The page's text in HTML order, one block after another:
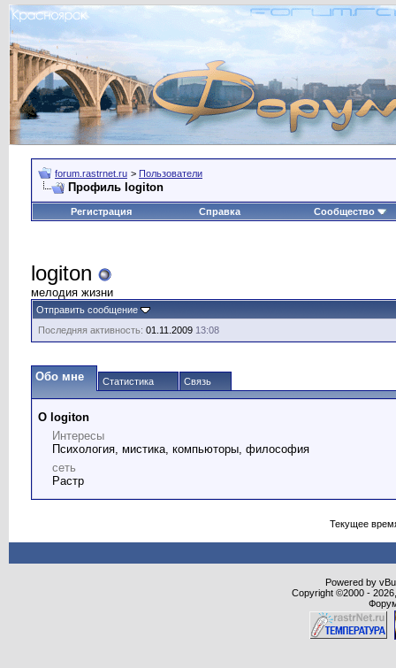
forum.rastrnet.ru > Пользователи
Профиль logiton
Регистрация Справка Сообщество
logiton
мелодия жизни
Отправить сообщение
Последняя активность: 01.11.2009 13:08
Обо мне Статистика Связь
О logiton
Интересы
Психология, мистика, компьюторы, философия
сеть
Растр
Текущее
Powered by
Copyright ©2000 -